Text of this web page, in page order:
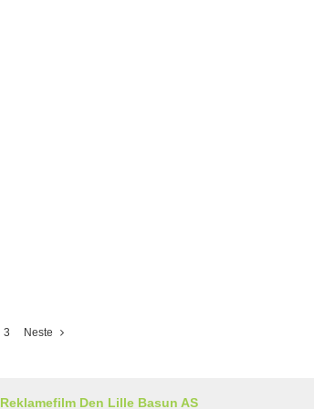
3 Neste
Reklamefilm Den Lille Basun AS